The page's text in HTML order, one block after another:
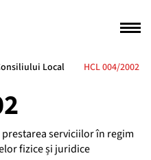
Local HCL 004/2002
serviciilor în regim
fizice și juridice